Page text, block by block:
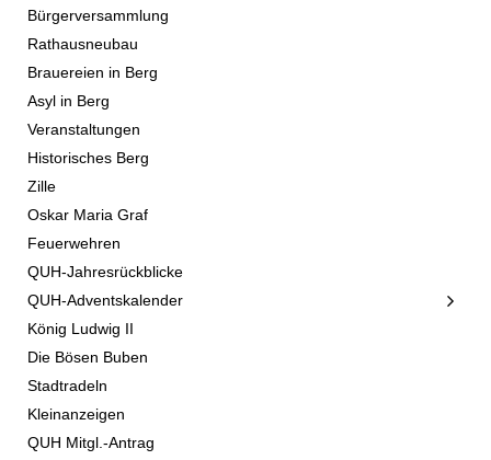
Bürgerversammlung
Rathausneubau
Brauereien in Berg
Asyl in Berg
Veranstaltungen
Historisches Berg
Zille
Oskar Maria Graf
Feuerwehren
QUH-Jahresrückblicke
QUH-Adventskalender
König Ludwig II
Die Bösen Buben
Stadtradeln
Kleinanzeigen
QUH Mitgl.-Antrag